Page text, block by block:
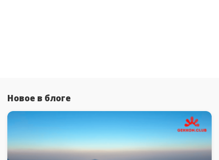
Новое в блоге